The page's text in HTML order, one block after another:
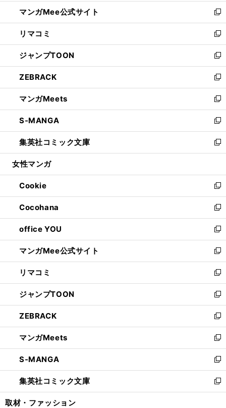
く
ン
ド
ウ
で
開
く
ウ
ィ
ン
ド
ウ
で
開
く
し
い
ウ
ィ
ン
ド
ウ
で
開
く
マンガMee公式サイト
新
し
い
ウ
ィ
ン
ド
ウ
で
開
く
リマコミ
新
し
い
ウ
ィ
ン
ド
ウ
で
開
く
ジャンプTOON
新
し
い
ウ
ィ
ン
ド
ウ
で
開
ZEBRACK
新
し
い
ウ
ィ
ン
ド
ウ
開
く
マンガMeets
新
し
い
ウ
ィ
ン
ウ
で
開
く
S-MANGA
新
し
い
ウ
ン
ド
ウ
で
開
く
集英社コミック文庫
新
し
ウ
ィ
ン
ド
ウ
で
開
く
女性マンガ
Cookie
新
し
い
ウ
ィ
ン
ド
ウ
で
開
く
Cocohana
新
し
い
ウ
ィ
ン
ド
ウ
で
開
く
office YOU
新
し
い
ウ
ィ
ン
ド
ウ
で
開
く
マンガMee公式サイト
新
し
い
ウ
ィ
ン
ド
ウ
で
開
く
リマコミ
新
し
い
ウ
ィ
ン
ド
ウ
で
開
く
ジャンプTOON
新
し
い
ウ
ィ
ン
ド
ウ
で
開
ZEBRACK
新
し
い
ウ
ィ
ン
ド
ウ
マンガMeets
新
し
い
ウ
ィ
ン
S-MANGA
新
し
い
ウ
集英社コミック文庫
新
し
取材・ファッション